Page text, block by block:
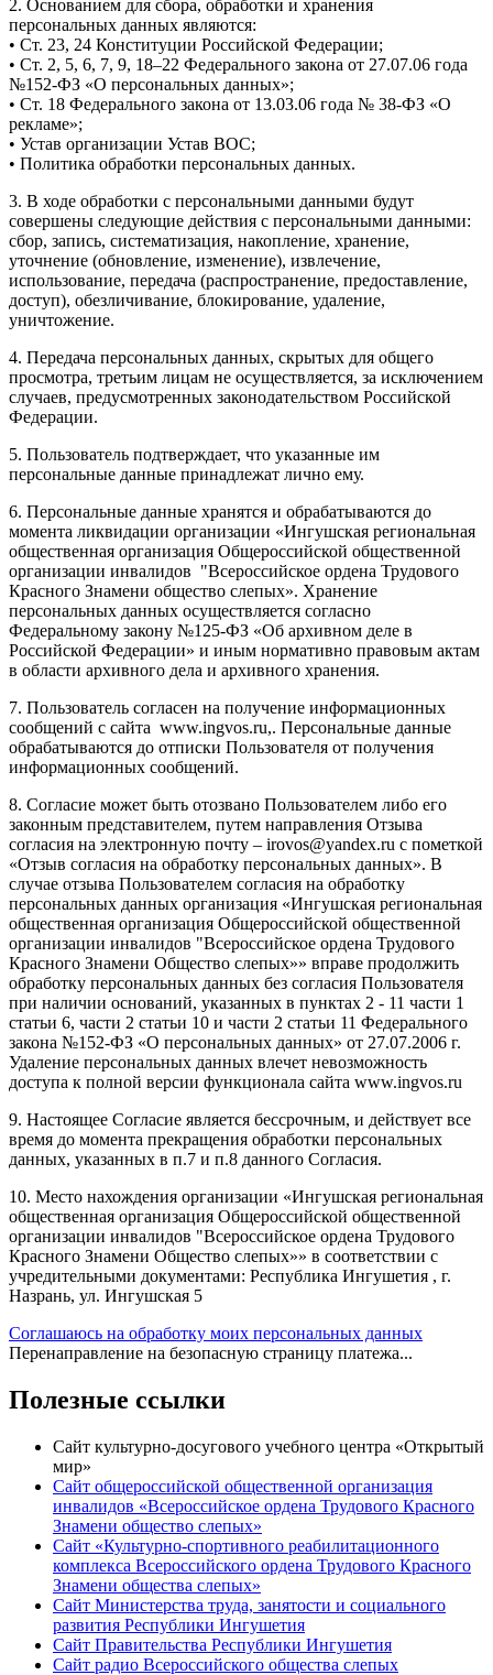
2. Основанием для сбора, обработки и хранения
персональных данных являются:
• Ст. 23, 24 Конституции Российской Федерации;
• Ст. 2, 5, 6, 7, 9, 18–22 Федерального закона от 27.07.06 года
№152-ФЗ «О персональных данных»;
• Ст. 18 Федерального закона от 13.03.06 года № 38-ФЗ «О
рекламе»;
• Устав организации Устав ВОС;
• Политика обработки персональных данных.
3. В ходе обработки с персональными данными будут
совершены следующие действия с персональными данными:
сбор, запись, систематизация, накопление, хранение,
уточнение (обновление, изменение), извлечение,
использование, передача (распространение, предоставление,
доступ), обезличивание, блокирование, удаление,
уничтожение.
4. Передача персональных данных, скрытых для общего
просмотра, третьим лицам не осуществляется, за исключением
случаев, предусмотренных законодательством Российской
Федерации.
5. Пользователь подтверждает, что указанные им
персональные данные принадлежат лично ему.
6. Персональные данные хранятся и обрабатываются до
момента ликвидации организации «Ингушская региональная
общественная организация Общероссийской общественной
организации инвалидов "Всероссийское ордена Трудового
Красного Знамени общество слепых». Хранение
персональных данных осуществляется согласно
Федеральному закону №125-ФЗ «Об архивном деле в
Российской Федерации» и иным нормативно правовым актам
в области архивного дела и архивного хранения.
7. Пользователь согласен на получение информационных
сообщений с сайта www.ingvos.ru,. Персональные данные
обрабатываются до отписки Пользователя от получения
информационных сообщений.
8. Согласие может быть отозвано Пользователем либо его
законным представителем, путем направления Отзыва
согласия на электронную почту – irovos@yandex.ru с пометкой
«Отзыв согласия на обработку персональных данных». В
случае отзыва Пользователем согласия на обработку
персональных данных организация «Ингушская региональная
общественная организация Общероссийской общественной
организации инвалидов "Всероссийское ордена Трудового
Красного Знамени Общество слепых»» вправе продолжить
обработку персональных данных без согласия Пользователя
при наличии оснований, указанных в пунктах 2 - 11 части 1
статьи 6, части 2 статьи 10 и части 2 статьи 11 Федерального
закона №152-ФЗ «О персональных данных» от 27.07.2006 г.
Удаление персональных данных влечет невозможность
доступа к полной версии функционала сайта www.ingvos.ru
9. Настоящее Согласие является бессрочным, и действует все
время до момента прекращения обработки персональных
данных, указанных в п.7 и п.8 данного Согласия.
10. Место нахождения организации «Ингушская региональная
общественная организация Общероссийской общественной
организации инвалидов "Всероссийское ордена Трудового
Красного Знамени Общество слепых»» в соответствии с
учредительными документами: Республика Ингушетия , г.
Назрань, ул. Ингушская 5
Соглашаюсь на обработку моих персональных данных
Перенаправление на безопасную страницу платежа...
Полезные ссылки
Сайт культурно-досугового учебного центра «Открытый
мир»
Сайт общероссийской общественной организация
инвалидов «Всероссийское ордена Трудового Красного
Знамени общество слепых»
Сайт «Культурно-спортивного реабилитационного
комплекса Всероссийского ордена Трудового Красного
Знамени общества слепых»
Сайт Министерства труда, занятости и социального
развития Республики Ингушетия
Сайт Правительства Республики Ингушетия
Сайт радио Всероссийского общества слепых